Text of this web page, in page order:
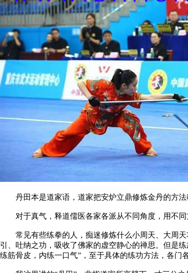
丹田本是道家语，道家把安炉立鼎修炼金丹的方法
对于真气，释道儒医各家各派从不同角度，用不同
常见有些练拳的人，痴迷修炼什么小周天、大周天
引、吐纳之功，吸收了佛家的虚空静心的禅思。但是
练筋骨皮，内练一口气”，至于具体的练功方法，各门